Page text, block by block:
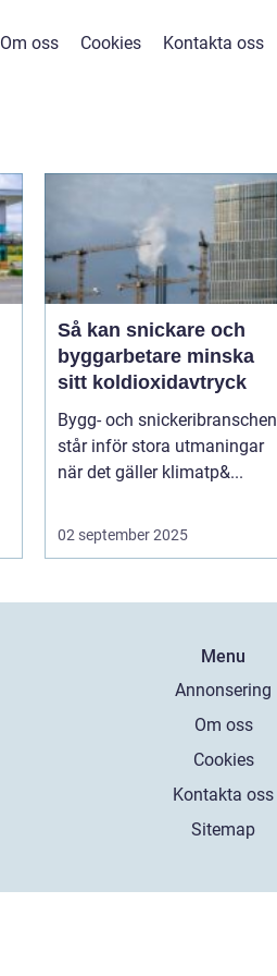
Om oss Cookies Kontakta oss
Så kan snickare och
byggarbetare minska
sitt koldioxidavtryck
Bygg- och snickeribranschen
står inför stora utmaningar
när det gäller klimatp&...
02 september 2025
Menu
Annonsering
Om oss
Cookies
Kontakta oss
Sitemap